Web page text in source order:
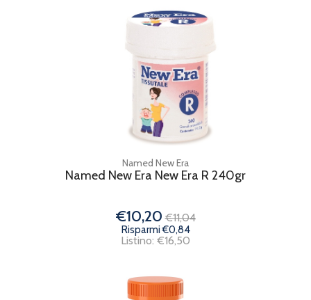
Named New Era
Named New Era New Era R 240gr
€10,20 €11,04
Risparmi €0,84
Listino: €16,50